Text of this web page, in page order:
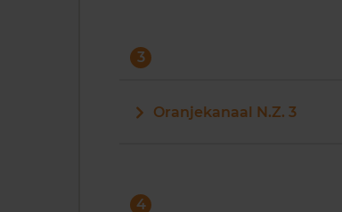
3
Oranjekanaal N.Z. 3
4